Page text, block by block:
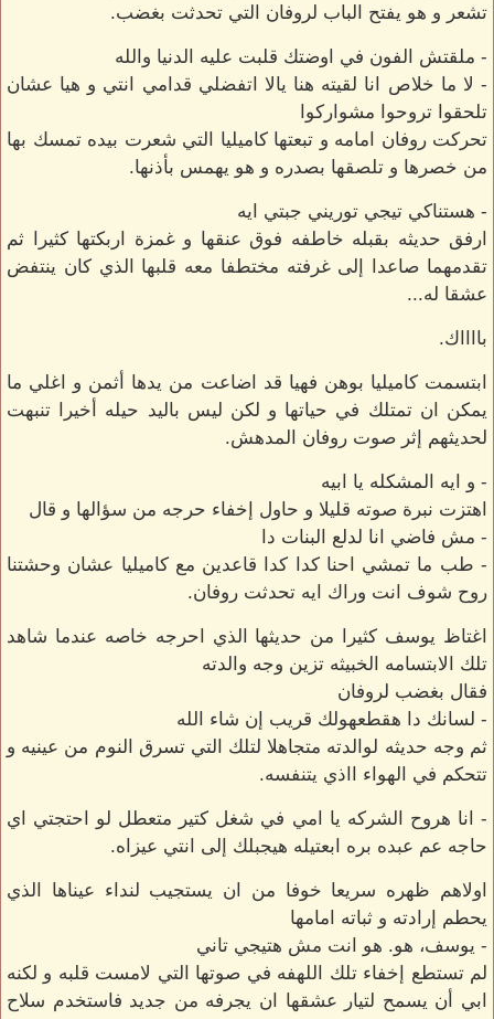
تشعر و هو يفتح الباب لروفان التي تحدثت بغضب.
- ملقتش الفون في اوضتك قلبت عليه الدنيا والله
- لا ما خلاص انا لقيته هنا يالا اتفضلي قدامي انتي و هيا عشان
تلحقوا تروحوا مشواركوا
تحركت روفان امامه و تبعتها كاميليا التي شعرت بيده تمسك بها
من خصرها و تلصقها بصدره و هو يهمس بأذنها.
- هستناكي تيجي توريني جبتي ايه
ارفق حديثه بقبله خاطفه فوق عنقها و غمزة اربكتها كثيرا ثم
تقدمهما صاعدا إلى غرفته مختطفا معه قلبها الذي كان ينتفض
عشقا له...
بااااك.
ابتسمت كاميليا بوهن فهيا قد اضاعت من يدها أثمن و اغلي ما
يمكن ان تمتلك في حياتها و لكن ليس باليد حيله أخيرا تنبهت
لحديثهم إثر صوت روفان المدهش.
- و ايه المشكله يا ابيه
اهتزت نبرة صوته قليلا و حاول إخفاء حرجه من سؤالها و قال
- مش فاضي انا لدلع البنات دا
- طب ما تمشي احنا كدا كدا قاعدين مع كاميليا عشان وحشتنا
روح شوف انت وراك ايه تحدثت روفان.
اغتاظ يوسف كثيرا من حديثها الذي احرجه خاصه عندما شاهد
تلك الابتسامه الخبيثه تزين وجه والدته
فقال بغضب لروفان
- لسانك دا هقطعهولك قريب إن شاء الله
ثم وجه حديثه لوالدته متجاهلا لتلك التي تسرق النوم من عينيه و
تتحكم في الهواء ااذي يتنفسه.
- انا هروح الشركه يا امي في شغل كتير متعطل لو احتجتي اي
حاجه عم عبده بره ابعتيله هيجبلك إلى انتي عيزاه.
اولاهم ظهره سريعا خوفا من ان يستجيب لنداء عيناها الذي
يحطم إرادته و ثباته امامها
- يوسف، هو. هو انت مش هتيجي تاني
لم تستطع إخفاء تلك اللهفه في صوتها التي لامست قلبه و لكنه
ابي أن يسمح لتيار عشقها ان يجرفه من جديد فاستخدم سلاح